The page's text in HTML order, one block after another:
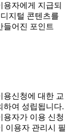
자에게 지급되
지털 콘텐츠를
들어진 포인트
신청에 대한 교
하여 성립됩니다.
자가 이용 신청
이용자 관리시 필